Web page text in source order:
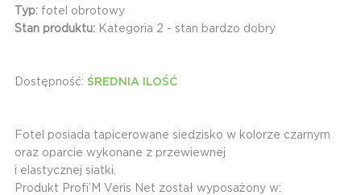
Typ: fotel obrotowy
Stan produktu: Kategoria 2 - stan bardzo dobry
Dostępność: ŚREDNIA ILOŚĆ
Fotel posiada tapicerowane siedzisko w kolorze czarnym
oraz oparcie wykonane z przewiewnej
i elastycznej siatki.
Produkt Profi’M Veris Net został wyposażony w: